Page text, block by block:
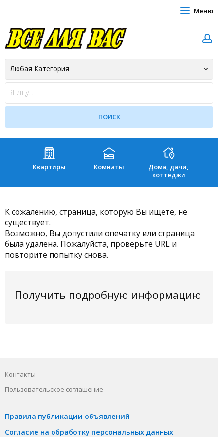
Меню
Квартиры Комнаты
Дома, дачи,
коттеджи
К сожалению, страница, которую Вы ищете, не
существует.
Возможно, Вы допустили опечатку или страница
была удалена. Пожалуйста, проверьте URL и
повторите попытку снова.
Получить подробную информацию
Контакты
Пользовательское соглашение
Правила публикации объявлений
Согласие на обработку персональных данных